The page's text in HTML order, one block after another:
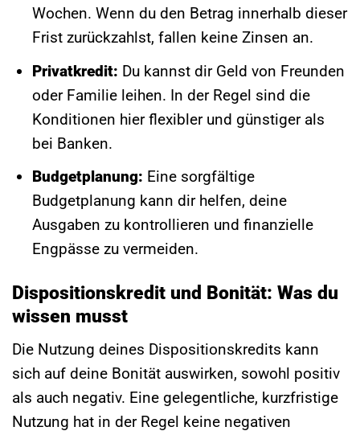
Wochen. Wenn du den Betrag innerhalb dieser
Frist zurückzahlst, fallen keine Zinsen an.
Privatkredit: Du kannst dir Geld von Freunden
oder Familie leihen. In der Regel sind die
Konditionen hier flexibler und günstiger als
bei Banken.
Budgetplanung: Eine sorgfältige
Budgetplanung kann dir helfen, deine
Ausgaben zu kontrollieren und finanzielle
Engpässe zu vermeiden.
Dispositionskredit und Bonität: Was du
wissen musst
Die Nutzung deines Dispositionskredits kann
sich auf deine Bonität auswirken, sowohl positiv
als auch negativ. Eine gelegentliche, kurzfristige
Nutzung hat in der Regel keine negativen